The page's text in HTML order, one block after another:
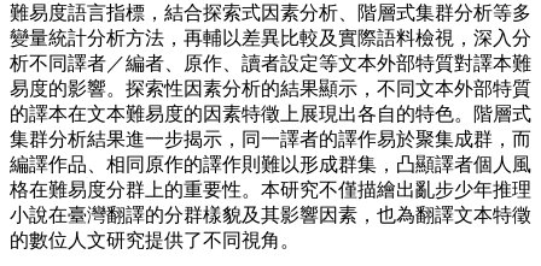
難易度語言指標，結合探索式因素分析、階層式集群分析等多
變量統計分析方法，再輔以差異比較及實際語料檢視，深入分
析不同譯者／編者、原作、讀者設定等文本外部特質對譯本難
易度的影響。探索性因素分析的結果顯示，不同文本外部特質
的譯本在文本難易度的因素特徵上展現出各自的特色。階層式
集群分析結果進一步揭示，同一譯者的譯作易於聚集成群，而
編譯作品、相同原作的譯作則難以形成群集，凸顯譯者個人風
格在難易度分群上的重要性。本研究不僅描繪出亂步少年推理
小說在臺灣翻譯的分群樣貌及其影響因素，也為翻譯文本特徵
的數位人文研究提供了不同視角。